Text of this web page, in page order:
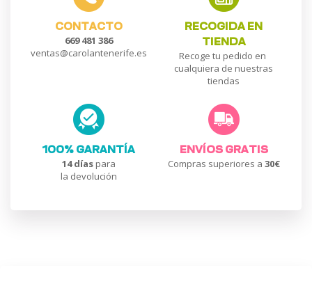
CONTACTO
669 481 386
ventas@carolantenerife.es
RECOGIDA EN
TIENDA
Recoge tu pedido en
cualquiera de nuestras
tiendas
100% GARANTÍA
14 díaspara
la devolución
ENVÍOS GRATIS
Compras superiores a 30€